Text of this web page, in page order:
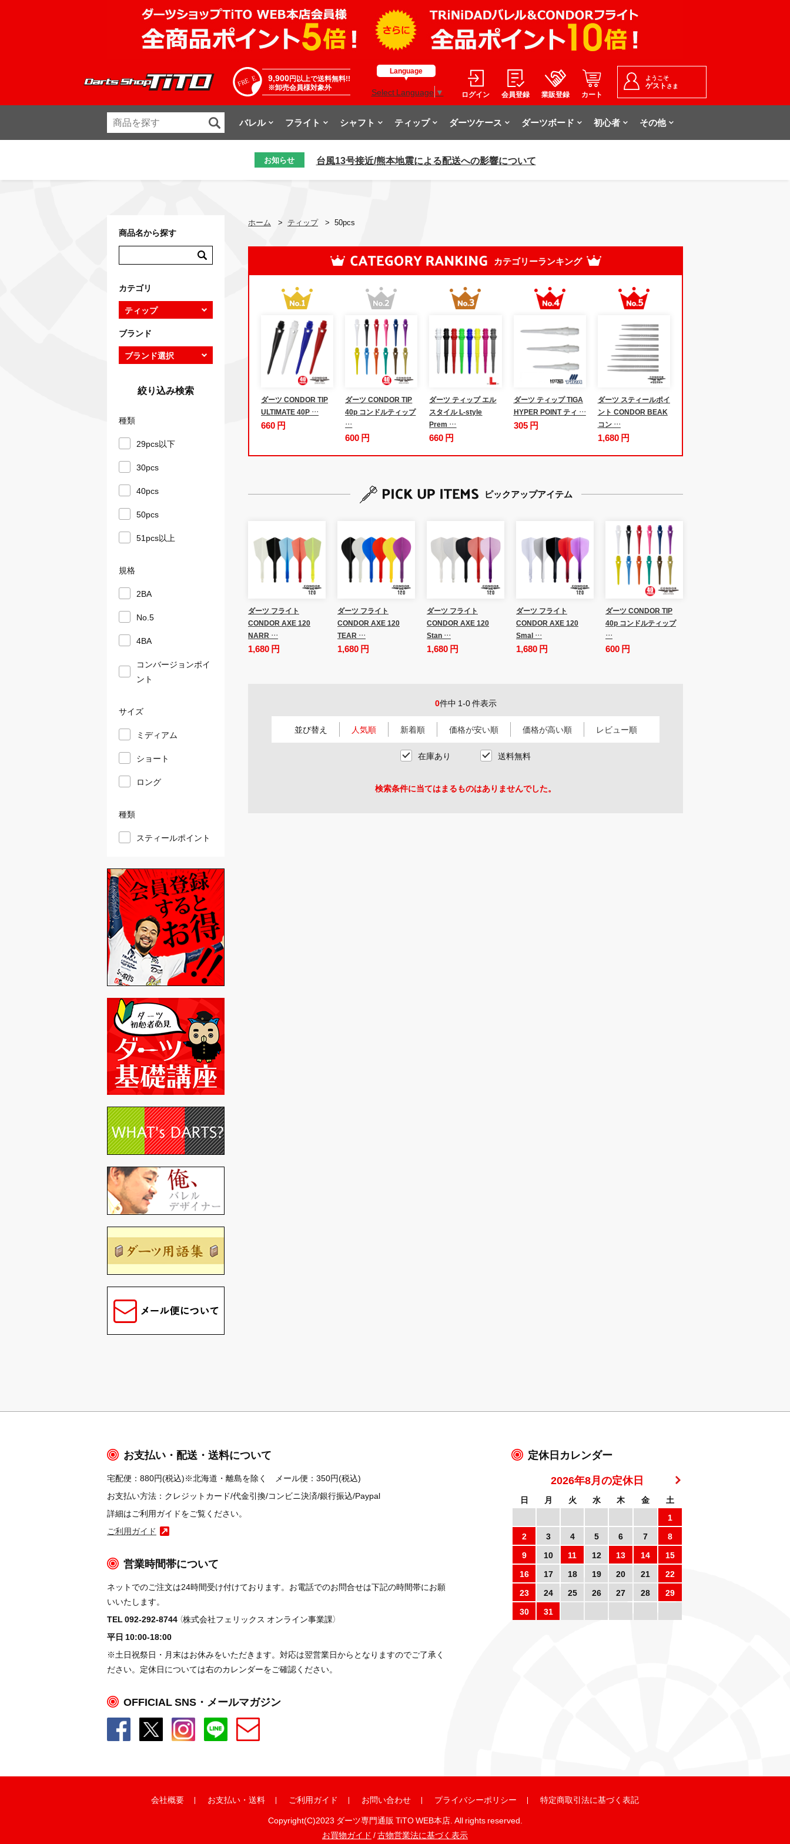
9,900円以上で送料無料!!
※卸売会員様対象外
Language
Select Language ▼ ログイン 会員登録 業販登録 カート
ようこそ
ゲスト さま
バレル フライト シャフト ティップ ダーツケース ダーツボード 初心者 その他
お知らせ 台風13号接近/熊本地震による配送への影響について
ホーム > ティップ > 50pcs
カテゴリーランキング
ダーツ CONDOR TIP
ULTIMATE 40P …
660 円
ダーツ CONDOR TIP
40p コンドルティップ
…
600 円
ダーツ ティップ エル
スタイル L-style
Prem …
660 円
ダーツ ティップ TIGA
HYPER POINT ティ …
305 円
ダーツ スティールポイ
ント CONDOR BEAK
コン …
1,680 円
ピックアップアイテム
ダーツ フライト
CONDOR AXE 120
NARR …
1,680 円
ダーツ フライト
CONDOR AXE 120
TEAR …
1,680 円
ダーツ フライト
CONDOR AXE 120
Stan …
1,680 円
ダーツ フライト
CONDOR AXE 120
Smal …
1,680 円
ダーツ CONDOR TIP
40p コンドルティップ
…
600 円
0件中 1-0 件表示
並び替え 人気順 新着順 価格が安い順 価格が高い順 レビュー順
在庫あり 送料無料
検索条件に当てはまるものはありませんでした。
商品名から探す
カテゴリ
ブランド
絞り込み検索
種類
29pcs以下
30pcs
40pcs
50pcs
51pcs以上
規格
2BA
No.5
4BA
コンバージョンポイ
ント
サイズ
ミディアム
ショート
ロング
種類
スティールポイント
お支払い・配送・送料について
宅配便：880円(税込)※北海道・離島を除く メール便：350円(税込)
お支払い方法：クレジットカード/代金引換/コンビニ決済/銀行振込/Paypal
詳細はご利用ガイドをご覧ください。
ご利用ガイド
営業時間帯について
ネットでのご注文は24時間受け付けております。お電話でのお問合せは下記の時間帯にお願
いいたします。
TEL 092-292-8744 （株式会社フェリックス オンライン事業課）
平日 10:00-18:00
※土日祝祭日・月末はお休みをいただきます。対応は翌営業日からとなりますのでご了承く
ださい。定休日については右のカレンダーをご確認ください。
OFFICIAL SNS・メールマガジン
定休日カレンダー
2026年8月の定休日
日 月 火 水 木 金
土
1
2
3 4 5 6 7
8
9
10 11 12 13 14
15
16
17 18 19 20 21
22
23
24 25 26 27 28
29
30
31
会社概要 お支払い ・ 送料 ご利用ガイド お問い合わせ プライバシーポリシー
特定商取引法に基づく表記
Copyright(C)2023 ダーツ専門通販 TiTO WEB本店. All rights reserved.
お買物ガイド /古物営業法に基づく表示